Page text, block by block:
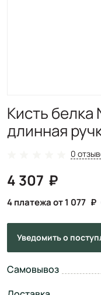
Кисть
длинная
0
4 307
4 платежа от 1 077
Уведомитьо
Самовывоз